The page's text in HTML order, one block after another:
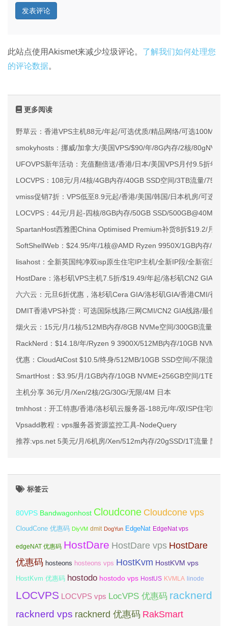
此站点使用Akismet来减少垃圾评论。 了解我们如何处理您
的评论数据。
更多阅读
野草云：香港VPS主机88元/年起/可选优质/精品网络/可选100M不
smokyhosts：挪威/加拿大/美国VPS/$90/年/8G内存/2核/
UFOVPS新年活动：充值翻倍送/香港/日本/美国VPS月付9.5折年
LOCVPS：108元/月/4核/4GB内存/40GB SSD空间/3TB流量/
vmiss促销7折：VPS低至8.9元起/香港/美国/韩国/日本机房/可选
LOCVPS：44元/月起-四核/8GB内存/50GB SSD/
SpartanHost西雅图China Optimised Premium补货8折$19.2/月起
SoftShellWeb：$24.95/年/1核@AMD Ryzen 9950X/1GB内存/
lisahost：全新英国纯净双isp原生住宅IP主机/全新IP段/全新宿主机
HostDare：洛杉矶VPS主机7.5折/$19.49/年起/洛杉矶CN2 GIA/日
六六云：元旦6折优惠，洛杉矶Cera GIA/洛杉矶GIA/香港CMI/香港
DMIT香港VPS补货：可选国际线路/三网CMI/CN2 GIA线路/最低年
烟火云：15元/月/1核/512MB内存/8GB NVMe空间/300GB流量/
RackNerd：$14.18/年/Ryzen 9 3900X/512MB内存/10GB NVMe
优惠：CloudAtCost $10.5/终身/512MB/10GB SSD空间/不限流量/
SmartHost：$3.95/月/1GB内存/10GB NVME+256GB空间/1TB流
主机分享 36元/月/Xen/2核/2G/30G/无限/4M 日本
tmhhost：开工特惠/香港/洛杉矶云服务器-188元/年/双ISP住宅IP/
Vpsadd教程：vps服务器资源监控工具-NodeQuery
推荐:vps.net 5美元/月/6机房/Xen/512m内存/20gSSD/1T流量 附优
标签云
80VPS Bandwagonhost Cloudcone Cloudcone vps
CloudCone 优惠码 DiyVM dmit DogYun EdgeNat EdgeNat vps
edgeNAT 优惠码 HostDare HostDare vps HostDare
优惠码 hosteons hosteons vps HostKvm HostKVM vps
HostKvm 优惠码 hostodo hostodo vps HostUS KVMLA linode
LOCVPS LOCVPS vps LocVPS 优惠码 racknerd
racknerd vps racknerd 优惠码 RakSmart